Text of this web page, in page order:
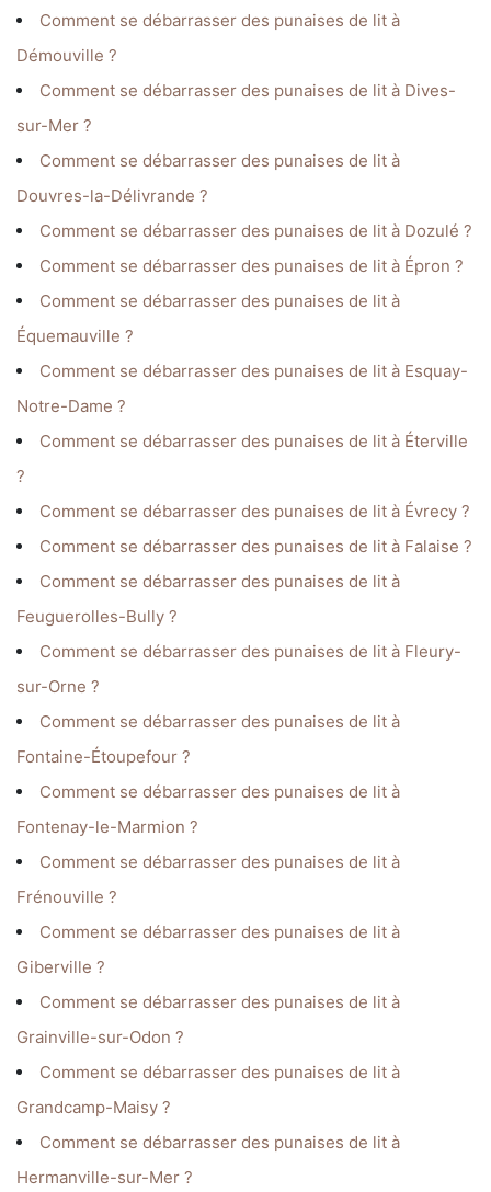
Comment se débarrasser des punaises de lit à
Démouville ?
Comment se débarrasser des punaises de lit à Dives-
sur-Mer ?
Comment se débarrasser des punaises de lit à
Douvres-la-Délivrande ?
Comment se débarrasser des punaises de lit à Dozulé ?
Comment se débarrasser des punaises de lit à Épron ?
Comment se débarrasser des punaises de lit à
Équemauville ?
Comment se débarrasser des punaises de lit à Esquay-
Notre-Dame ?
Comment se débarrasser des punaises de lit à Éterville
?
Comment se débarrasser des punaises de lit à Évrecy ?
Comment se débarrasser des punaises de lit à Falaise ?
Comment se débarrasser des punaises de lit à
Feuguerolles-Bully ?
Comment se débarrasser des punaises de lit à Fleury-
sur-Orne ?
Comment se débarrasser des punaises de lit à
Fontaine-Étoupefour ?
Comment se débarrasser des punaises de lit à
Fontenay-le-Marmion ?
Comment se débarrasser des punaises de lit à
Frénouville ?
Comment se débarrasser des punaises de lit à
Giberville ?
Comment se débarrasser des punaises de lit à
Grainville-sur-Odon ?
Comment se débarrasser des punaises de lit à
Grandcamp-Maisy ?
Comment se débarrasser des punaises de lit à
Hermanville-sur-Mer ?